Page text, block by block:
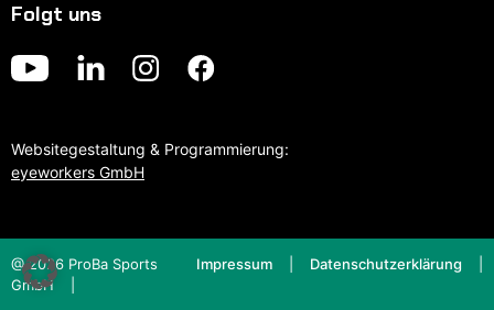
Folgt uns
Websitegestaltung & Programmierung:
eyeworkers GmbH
@ 2026 ProBa Sports
GmbH
Impressum Datenschutzerklärung